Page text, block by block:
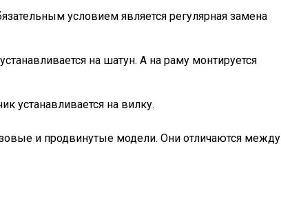
условием является регулярная замена
на шатун. А на раму монтируется
устанавливается на вилку.
и продвинутые модели. Они отличаются между